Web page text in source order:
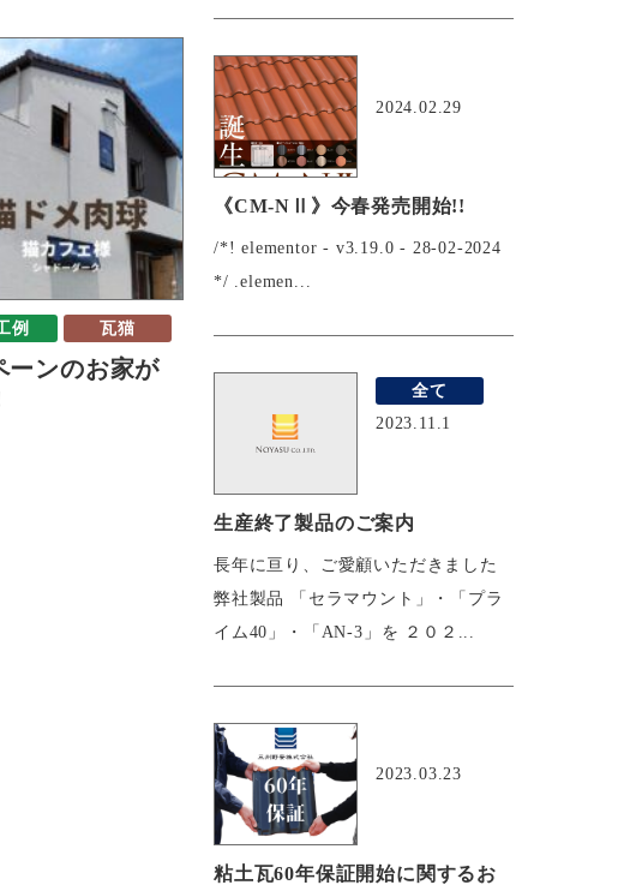
例 瓦猫
ーンのお家が
2024.02.29
《CM-NⅡ》今春発売開始!!
/*! elementor - v3.19.0 - 28-02-2024
*/ .elemen...
全て
2023.11.1
生産終了製品のご案内
長年に亘り、ご愛顧いただきました
弊社製品 「セラマウント」・「プラ
イム40」・「AN-3」を ２０２...
2023.03.23
粘土瓦60年保証開始に関するお